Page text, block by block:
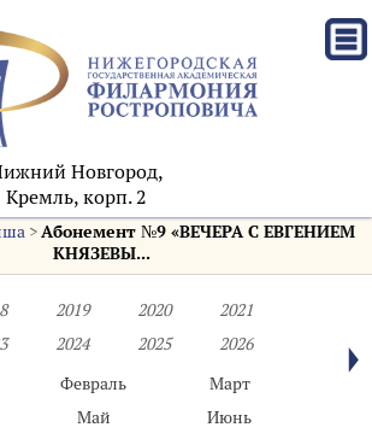
Новгород,
Кремль, корп. 2
>Абонемент №9 «ВЕЧЕРА С ЕВГЕНИЕМ
КНЯЗЕВЫ...
2019 2020
2021
2024 2025
2026
Февраль
Март
Май
Июнь